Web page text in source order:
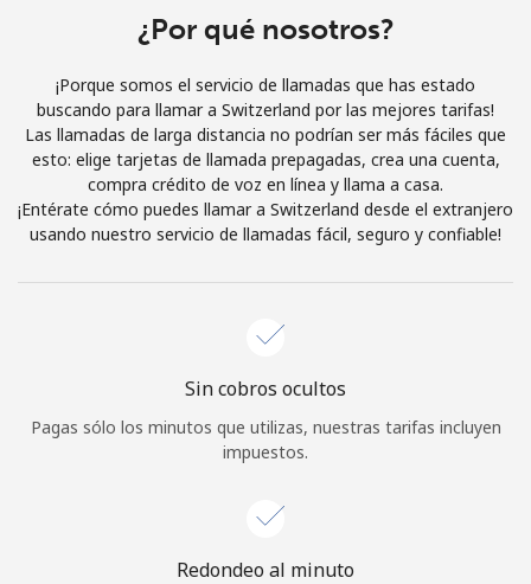
Iniciar Sesión
o
Continuar con
¿Por qué nosotros?
¡Porque somos el servicio de llamadas que has estado
buscando para llamar a Switzerland por las mejores tarifas!
Las llamadas de larga distancia no podrían ser más fáciles que
esto: elige tarjetas de llamada prepagadas, crea una cuenta,
compra crédito de voz en línea y llama a casa.
¡Entérate cómo puedes llamar a Switzerland desde el extranjero
usando nuestro servicio de llamadas fácil, seguro y confiable!
Sin cobros ocultos
Pagas sólo los minutos que utilizas, nuestras tarifas incluyen
impuestos.
Redondeo al minuto